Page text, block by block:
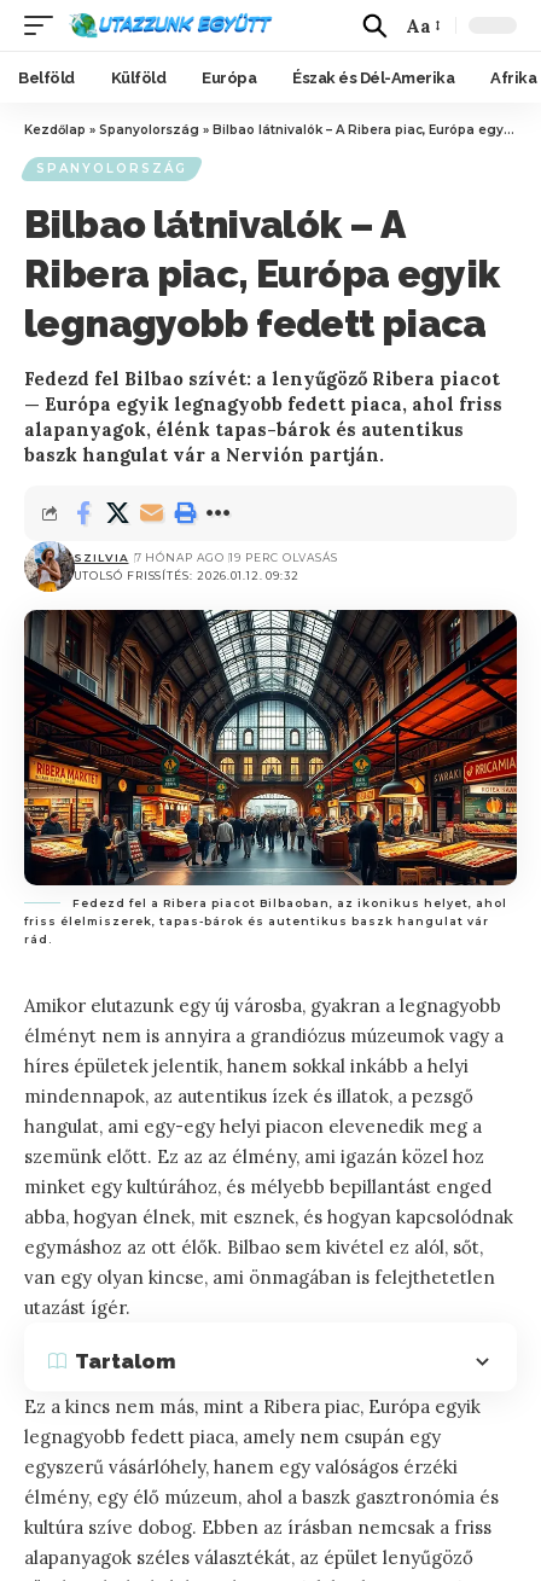
Aa
Belföld Külföld Európa Észak és Dél-Amerika Afrika
Kezdőlap » Spanyolország » Bilbao látnivalók – A Ribera piac, Európa egyik legnagyobb fedett piaca
SPANYOLORSZÁG
Bilbao látnivalók – A
Ribera piac, Európa egyik
legnagyobb fedett piaca
Fedezd fel Bilbao szívét: a lenyűgöző Ribera piacot
— Európa egyik legnagyobb fedett piaca, ahol friss
alapanyagok, élénk tapas-bárok és autentikus
baszk hangulat vár a Nervión partján.
UTOLSÓ FRISSÍTÉS: 2026.01.12. 09:32
SZILVIA 7 HÓNAP AGO 19 PERC OLVASÁS
Fedezd fel a Ribera piacot Bilbaoban, az ikonikus helyet, ahol
friss élelmiszerek, tapas-bárok és autentikus baszk hangulat vár
rád.
Amikor elutazunk egy új városba, gyakran a legnagyobb
élményt nem is annyira a grandiózus múzeumok vagy a
híres épületek jelentik, hanem sokkal inkább a helyi
mindennapok, az autentikus ízek és illatok, a pezsgő
hangulat, ami egy-egy helyi piacon elevenedik meg a
szemünk előtt. Ez az az élmény, ami igazán közel hoz
minket egy kultúrához, és mélyebb bepillantást enged
abba, hogyan élnek, mit esznek, és hogyan kapcsolódnak
egymáshoz az ott élők. Bilbao sem kivétel ez alól, sőt,
van egy olyan kincse, ami önmagában is felejthetetlen
utazást ígér.
Tartalom
Ez a kincs nem más, mint a Ribera piac, Európa egyik
legnagyobb fedett piaca, amely nem csupán egy
egyszerű vásárlóhely, hanem egy valóságos érzéki
élmény, egy élő múzeum, ahol a baszk gasztronómia és
kultúra szíve dobog. Ebben az írásban nemcsak a friss
alapanyagok széles választékát, az épület lenyűgöző